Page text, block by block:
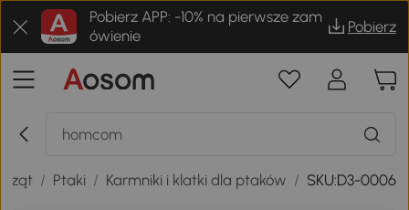
Pobierz APP: -10% na pierwsze zam
ówienie
Pobierz
/ Ptaki / Karmniki i klatki dla ptaków / SKU:D3-0006